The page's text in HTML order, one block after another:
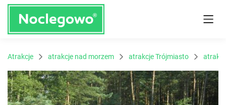
Atrakcje atrakcje nad morzem atrakcje Trójmiasto